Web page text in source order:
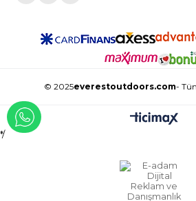
© 2025everestoutdoors.com-
*/
WHATSAPP İLE İLETİŞİME GEÇ